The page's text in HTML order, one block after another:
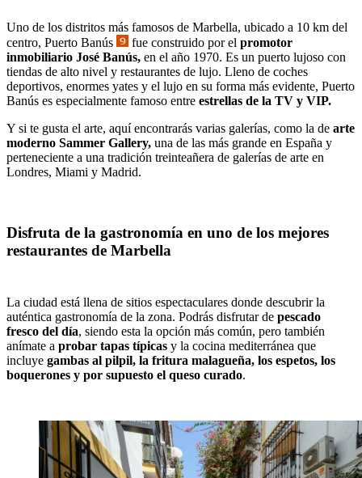
Uno de los distritos más famosos de Marbella, ubicado a 10 km del
centro, Puerto Banús
fue construido por el promotor
inmobiliario José Banús, en el año 1970. Es un puerto lujoso con
tiendas de alto nivel y restaurantes de lujo. Lleno de coches
deportivos, enormes yates y el lujo en su forma más evidente, Puerto
Banús es especialmente famoso entre estrellas de la TV y VIP.
Y si te gusta el arte, aquí encontrarás varias galerías, como la de arte
moderno Sammer Gallery, una de las más grande en España y
perteneciente a una tradición treinteañera de galerías de arte en
Londres, Miami y Madrid.
Disfruta de la gastronomía en uno de los mejores
restaurantes de Marbella
La ciudad está llena de sitios espectaculares donde descubrir la
auténtica gastronomía de la zona. Podrás disfrutar de pescado
fresco del día, siendo esta la opción más común, pero también
anímate a probar tapas típicas y la cocina mediterránea que
incluye gambas al pilpil, la fritura malagueña, los espetos, los
boquerones y por supuesto el queso curado.